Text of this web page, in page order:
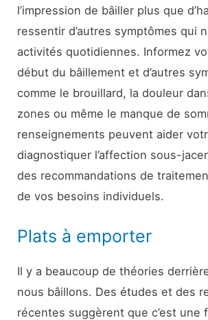
l’impression de bâiller plus que
ressentir d’autres symptômes qui
activités quotidiennes. Informez
début du bâillement et d’autres
comme le brouillard, la douleur
zones ou même le manque de
renseignements peuvent aider
diagnostiquer l’affection sous-
des recommandations de
de vos besoins individuels.
Plats à emporter
Il y a beaucoup de théories
nous bâillons. Des études et des
récentes suggèrent que c’est une